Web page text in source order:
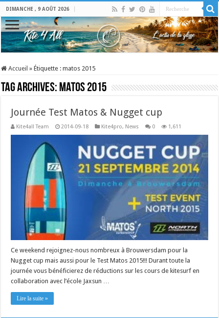
DIMANCHE , 9 AOÛT 2026
Accueil » Étiquette :matos 2015
Tag Archives: matos 2015
Journée Test Matos & Nugget cup
Kite4all Team 2014-09-18 Kite4pro, News 0 1,611
Ce weekend rejoignez-nous nombreux à Brouwersdam pour la
Nugget cup mais aussi pour le Test Matos 2015!!! Durant toute la
journée vous bénéficierez de réductions sur les cours de kitesurf en
collaboration avec l’école Jaxsun …
Lire la suite »